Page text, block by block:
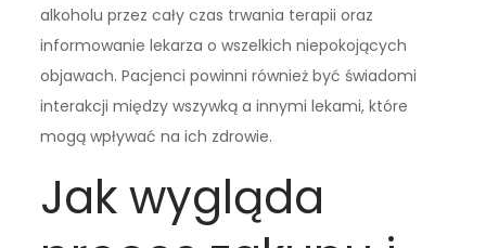
alkoholu przez cały czas trwania terapii oraz
informowanie lekarza o wszelkich niepokojących
objawach. Pacjenci powinni również być świadomi
interakcji między wszywką a innymi lekami, które
mogą wpływać na ich zdrowie.
Jak wygląda